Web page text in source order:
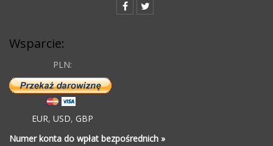
Wsparcie:
PLN:
EUR, USD, GBP
Numer konta do wpłat bezpośrednich »